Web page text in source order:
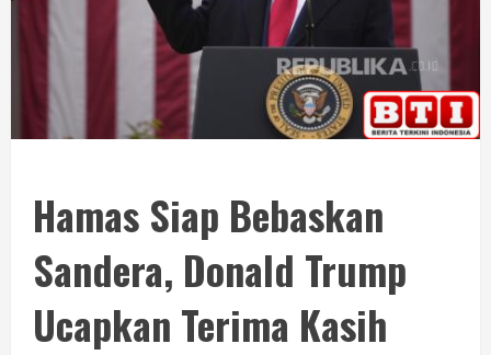
Hamas Siap Bebaskan
Sandera, Donald Trump
Ucapkan Terima Kasih